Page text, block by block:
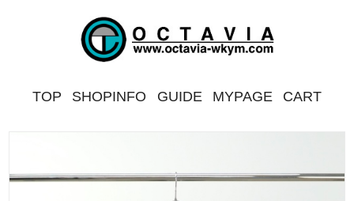
TOP SHOPINFO GUIDE MYPAGE CART